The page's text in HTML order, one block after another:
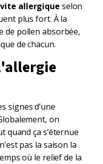
allergique selon
plus fort. À la
de pollen absorbée,
de chacun.
signes d’une
on
quand ça s’éternue
pas la saison la
où le relief de la